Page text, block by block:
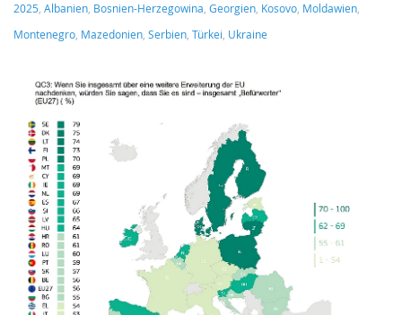
2025 Albanien Bosnien-Herzegowina Georgien Kosovo Moldawien
Montenegro Mazedonien Serbien Türkei Ukraine